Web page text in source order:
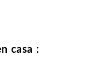
casa :